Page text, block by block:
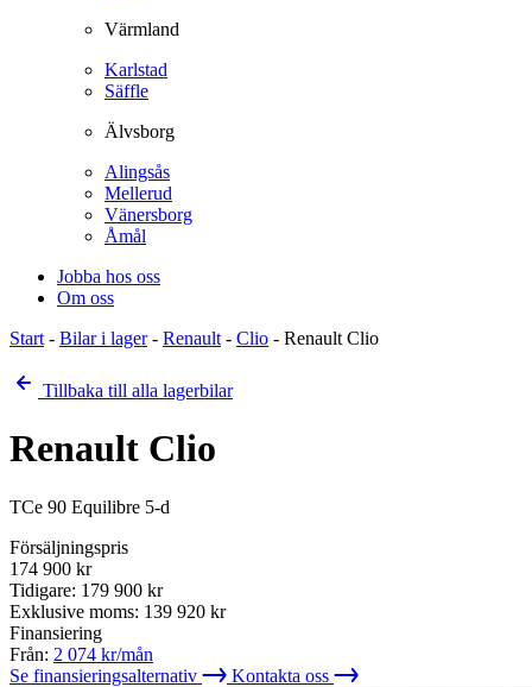
Värmland
Karlstad
Säffle
Älvsborg
Alingsås
Mellerud
Vänersborg
Åmål
Jobba hos oss
Om oss
Start - Bilar i lager- Renault - Clio - Renault Clio
Tillbaka till alla lagerbilar
Renault Clio
TCe 90 Equilibre 5-d
Försäljningspris
174 900 kr
Tidigare: 179 900 kr
Exklusive moms: 139 920 kr
Finansiering
Från: 2 074 kr/mån
Se finansieringsalternativ
Kontakta oss